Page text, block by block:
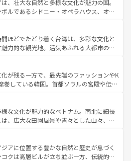
ロードトリップや列車の旅も、アメリカ
いている。「アロハスピリット」と呼ば
ーカルフードやハワイアンミュージッ
ダンスなど、すべてがハワイの魅力を彩
たびに新しい発見と感動が待っているハ
、壮大な自然と多様な文化が魅力の国。
ルであるシドニー・オペラハウス、オー
中央部にそびえるウルル（エアーズロッ
の美しい原生林やケアンズの熱帯雨林な
くさん。また、カフェやワイン、オージ
ティも充実しており、サーフィンやダイ
グなど、アウトドア好きにはたまらな
アの多彩な魅力を存分に味わいつくそ
ほどでたどり着く台湾は、多彩な文化と
力的な観光地。活気あふれる大都市の台
岳地帯である台湾東部など、都市の喧騒
共存しており、訪れる人に新しい発見と
くれる。また、奥深い台湾の食文化も魅
のスイーツなど、バラエティ豊かな料理
わえる。 なお、新着の台湾情報は コンテンツ一覧を参
が残る一方で、最先端のファッションやK
巻している韓国。首都ソウルの宮殿や伝統
ばせば四季折々の自然美を楽しむことが
キムチや焼肉、絶品のストリートフード
韓国料理が待っている。夜には、韓国な
がら、韓国の多彩な魅力を心ゆくまで味
わってみてほしい。 なお、新着の韓国情報はコンテンツ一
い。
な文化が魅力的なベトナム。南北に細長
、広大な田園風景や青々とした山々、世
伝統が息づく。ハノイの古い町並みやホ
ンス統治時代の建物も、独特の雰囲気を
また、バラエティの豊かさとおいしさで
アに位置する豊かな自然と歴史が息づく
クは高層ビルが立ち並ぶ一方、伝統的な